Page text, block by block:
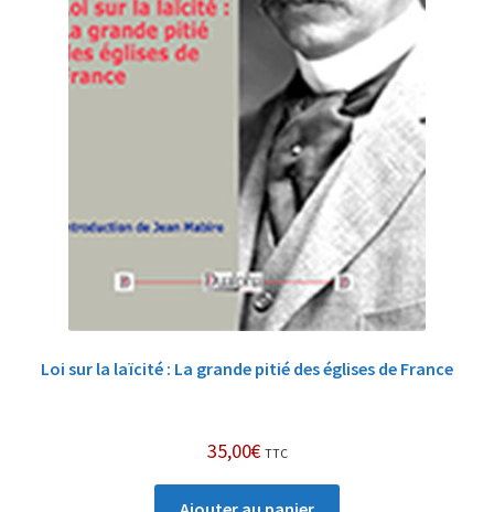
Loi sur la laïcité : La grande pitié des églises de France
35,00€ TTC